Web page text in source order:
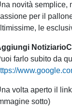
novità semplice,
per il
le
farlo subito da
volta aperto il
sotto)